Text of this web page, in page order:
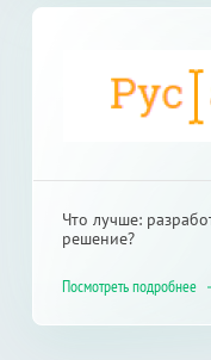
Что лучше:
решение?
Посмотреть подробнее